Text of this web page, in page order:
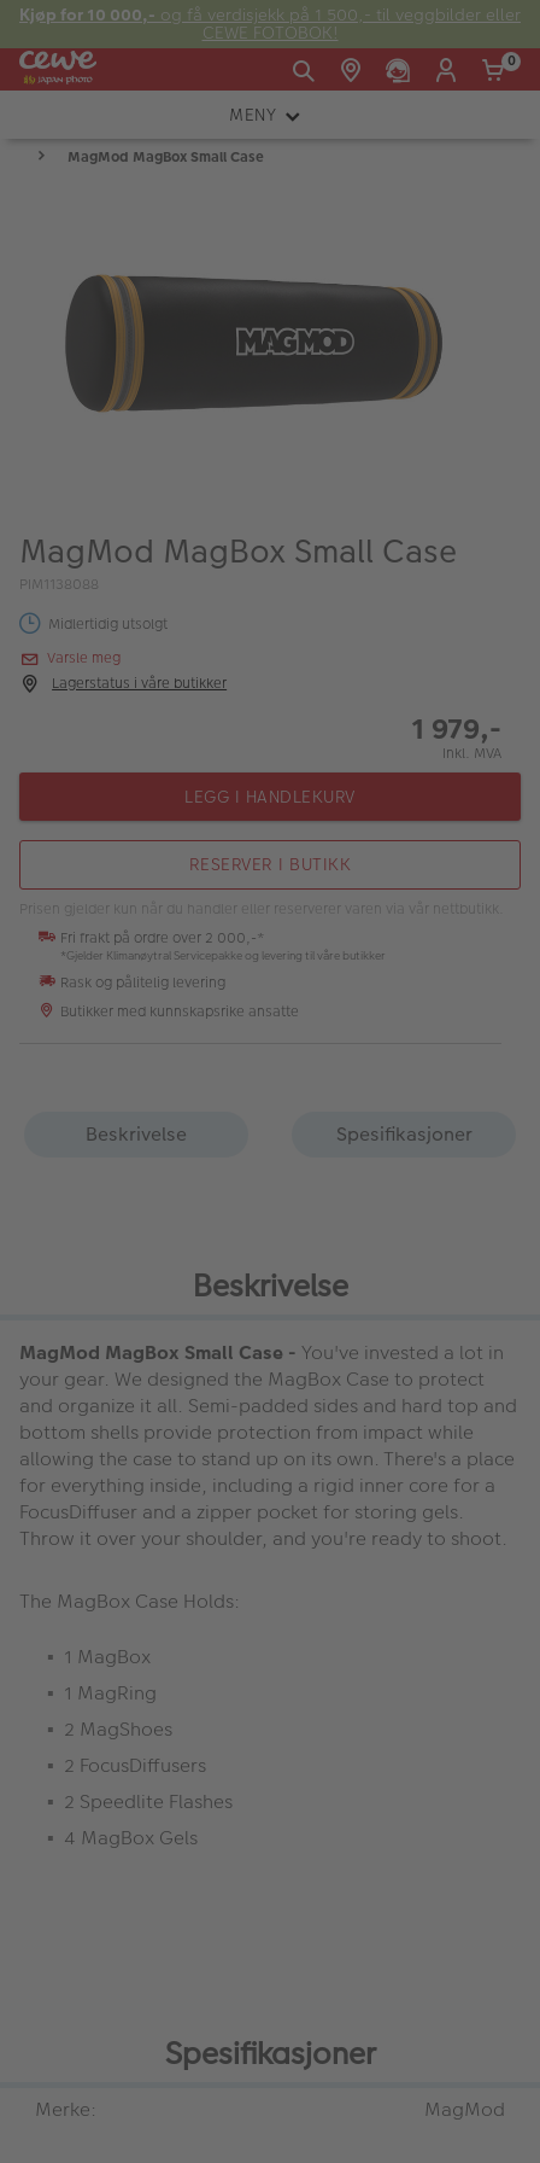
Kjøp for 10 000,- og få verdisjekk på 1 500,- til veggbilder eller
CEWE FOTOBOK!
Fre:
E-post:
kundeservice@japanphoto.no
0
MENY
KAMERA
LYS OG STUDIO
INSTANTFOTO
ANALOG
ALBUM
Merker
Fotokurs
Butikkoversikt
MagMod MagBox Small Case
MagMod MagBox Small Case
PIM1138088
Midlertidig utsolgt
Varsle meg
Lagerstatus i våre butikker
1 979,-
Inkl. MVA
LEGG I HANDLEKURV
RESERVER I BUTIKK
Prisen gjelder kun når du handler eller reserverer varen via vår nettbutikk.
Fri frakt på ordre over 2 000,-*
*Gjelder Klimanøytral Servicepakke og levering til våre butikker
Rask og pålitelig levering
Butikker med kunnskapsrike ansatte
Beskrivelse Spesifikasjoner
Beskrivelse
MagMod MagBox Small Case - You've invested a lot in
your gear. We designed the MagBox Case to protect
and organize it all. Semi-padded sides and hard top and
bottom shells provide protection from impact while
allowing the case to stand up on its own. There's a place
for everything inside, including a rigid inner core for a
FocusDiffuser and a zipper pocket for storing gels.
Throw it over your shoulder, and you're ready to shoot.
The MagBox Case Holds:
1 MagBox
1 MagRing
2 MagShoes
2 FocusDiffusers
2 Speedlite Flashes
4 MagBox Gels
Spesifikasjoner
Merke: MagMod